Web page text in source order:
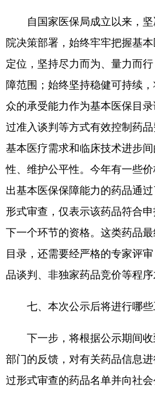
自国家医保局成立以来，坚
院决策部署，始终牢牢把握基
定位，坚持尽力而为、量力而
障范围；始终坚持稳健可持续
众的承受能力作为基本医保目
过准入谈判等方式有效控制药
基本医疗需求和临床技术进步
性、维护公平性。今年有一些
出基本医保保障能力的药品通
形式审查，仅表示该药品符合
下一个环节的资格。这类药品
目录，还需要经严格的专家评
品谈判、非独家药品竞价等程序
七、本次公示后将进行哪些
下一步，将根据公示期间收
部门的反馈，对有关药品信息
过形式审查的药品名单并向社